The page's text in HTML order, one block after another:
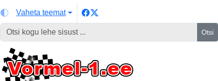
Vaheta teemat
Otsi